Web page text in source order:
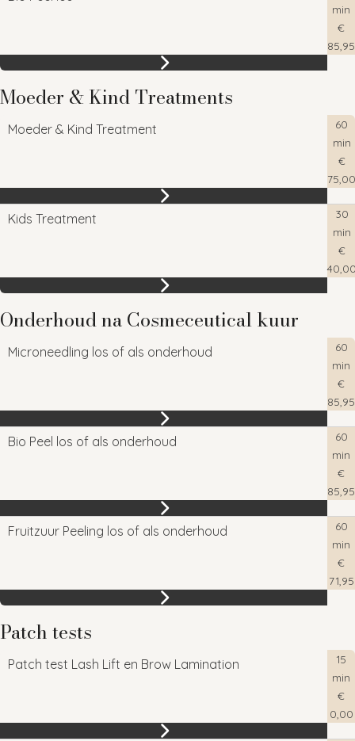
min
€
85,95
Moeder & Kind Treatments
Moeder & Kind Treatment
60
min
€
75,00
Kids Treatment
30
min
€
Onderhoud na Cosmeceutical kuur
Microneedling los of als onderhoud
60
min
€
85,95
Bio Peel los of als onderhoud
60
min
€
85,95
Fruitzuur Peeling los of als onderhoud
60
min
€
71,95
Patch tests
Patch test Lash Lift en Brow Lamination
15
min
€
0,00